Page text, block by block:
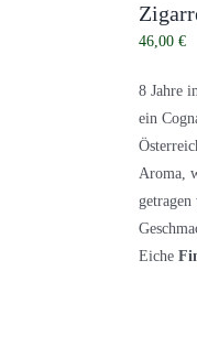
46,00 €
8 Jahre
ein
Aroma,
Eiche